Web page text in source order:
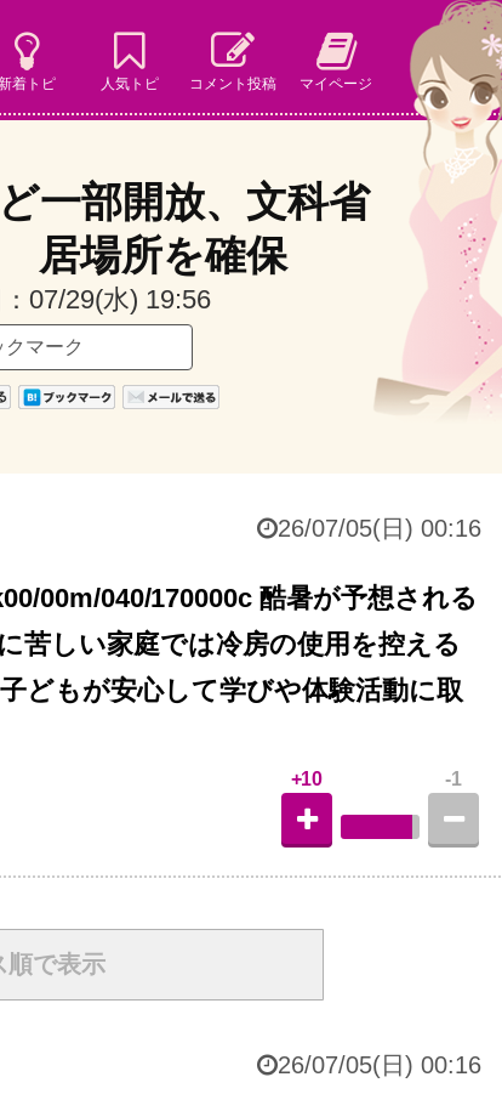
一部開放、文科省
居場所を確保
07/29(水) 19:56
マーク
26/07/05(日) 00:16
00m/040/170000c 酷暑が予想される
苦しい家庭では冷房の使用を控える
どもが安心して学びや体験活動に取
-1
+10
順で表示
26/07/05(日) 00:16
着トピ 人気トピ コメント投稿 マイページ